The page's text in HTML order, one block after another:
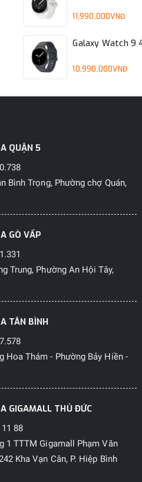
11,990,000VNĐ
Galaxy Watch 9
10,990,000VNĐ
QUẬN 5
Bình Trọng, Phường chợ Quán,
GÒ VẤP
Trung, Phường An Hội Tây,
TÂN BÌNH
Hoa Thám - Phường Bảy Hiền -
GIGAMALL THỦ ĐỨC
88
1 TTTM Gigamall Phạm Văn
Kha Vạn Cân, P. Hiệp Bình